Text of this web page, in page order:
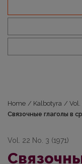
Home / Kalbotyra / Vol.
Связочные глаголы в
Vol. 22 No. 3 (1971)